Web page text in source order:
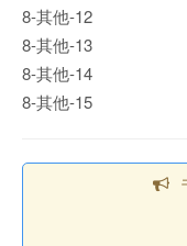
8-其他-12
8-其他-13
8-其他-14
8-其他-15